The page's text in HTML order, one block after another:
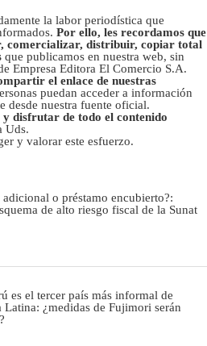
la labor periodística que
Por ello, les recordamos que
comercializar, distribuir, copiar total
que publicamos en nuestra web, sin
Empresa Editora El Comercio S.A.
el enlace de nuestras
puedan acceder a información
desde nuestra fuente oficial.
y disfrutar de todo el contenido
Uds.
y valorar este esfuerzo.
adicional o préstamo encubierto?:
de alto riesgo fiscal de la Sunat
es el tercer país más informal de
Latina: ¿medidas de Fujimori serán